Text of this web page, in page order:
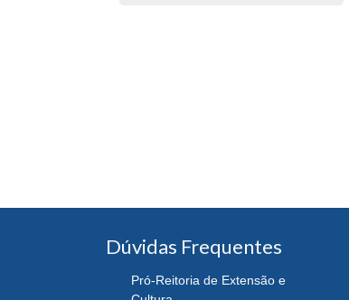
Dúvidas Frequentes
Pró-Reitoria de Extensão e